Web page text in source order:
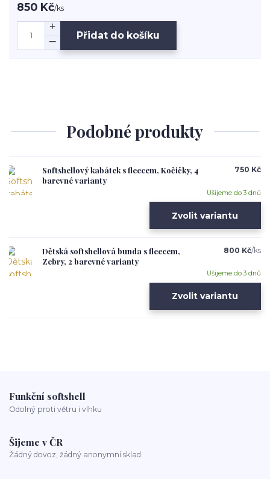
850 Kč/ks
Přidat do košíku
Podobné produkty
Softshellový kabátek s fleecem, Kočičky, 4
barevné varianty
750 Kč
Ušijeme do 3 dnů
Zvolit variantu
Dětská softshellová bunda s fleecem,
Zebry, 2 barevné varianty
800 Kč/ks
Ušijeme do 3 dnů
Zvolit variantu
Funkční softshell
Odolný proti větru i vlhku
Šijeme v ČR
Žádný dovoz, žádný anonymní sklad